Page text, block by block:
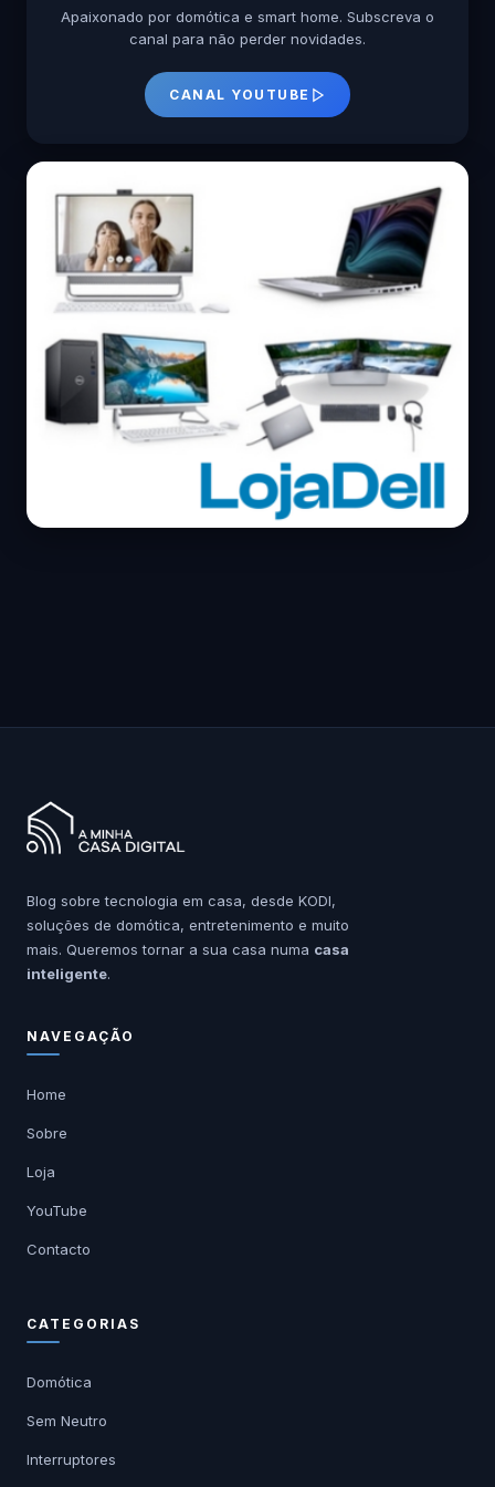
Apaixonado por domótica e smart home. Subscreva o
canal para não perder novidades.
CANAL YOUTUBE
Blog sobre tecnologia em casa, desde KODI,
soluções de domótica, entretenimento e muito
mais. Queremos tornar a sua casa numa casa
inteligente.
NAVEGAÇÃO
Home
Sobre
Loja
YouTube
Contacto
CATEGORIAS
Domótica
Sem Neutro
Interruptores